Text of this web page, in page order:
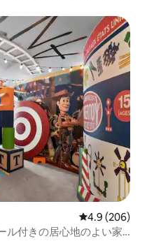
レビュー206
4.9 (206)
ル付きの居心地のよい家